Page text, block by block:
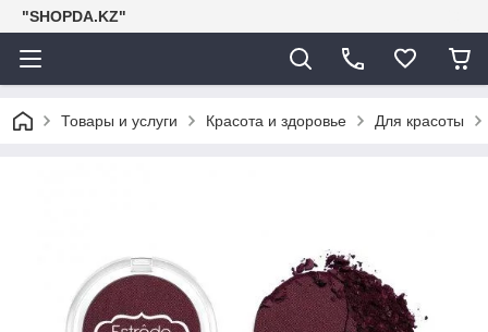
"SHOPDA.KZ"
Товары и услуги Красота и здоровье Для красоты